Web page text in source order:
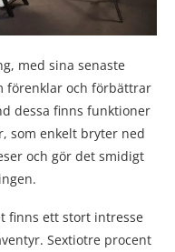
med sina senaste
förenklar och förbättrar
dessa finns funktioner
som enkelt bryter ned
och gör det smidigt
finns ett stort intresse
Sextiotre procent